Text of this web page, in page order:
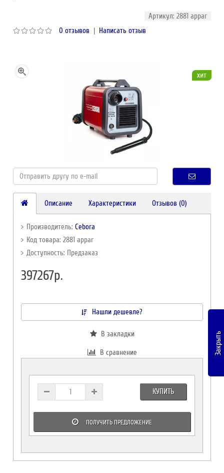
Артикул: 2881 appar
0 отзывов | Написать отзыв
хит
Описание Характеристики Отзывов (0)
Производитель:Cebora
Код товара: 2881 appar
Доступность: Предзаказ
397267р.
Нашли дешевле?
В закладки
В сравнение
КУПИТЬ
ПОЛУЧИТЬ ПРЕДЛОЖЕНИЕ
Закрыть